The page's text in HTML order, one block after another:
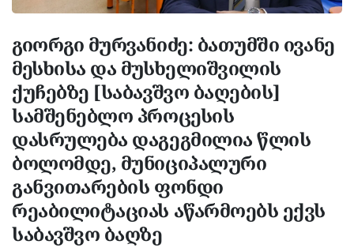
გიორგი მურვანიძე: ბათუმში ივანე
მესხისა და მუსხელიშვილის
ქუჩებზე [საბავშვო ბაღების]
სამშენებლო პროცესის
დასრულება დაგეგმილია წლის
ბოლომდე, მუნიციპალური
განვითარების ფონდი
რეაბილიტაციას აწარმოებს ექვს
საბავშვო ბაღზე